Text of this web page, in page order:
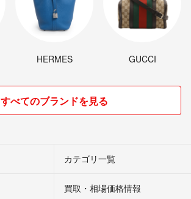
HERMES GUCCI
すべてのブランドを見る
カテゴリ一覧
買取・相場価格情報